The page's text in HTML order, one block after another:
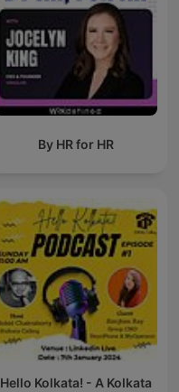
By HR for HR
Hello Kolkata! - A Kolkata